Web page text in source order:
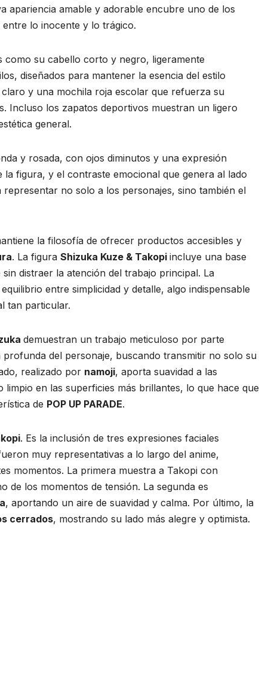
apariencia amable y adorable encubre uno de los
lo inocente y lo trágico.
como su cabello corto y negro, ligeramente
diseñados para mantener la esencia del estilo
y una mochila roja escolar que refuerza su
Incluso los zapatos deportivos muestran un ligero
general.
y rosada, con ojos diminutos y una expresión
la figura, y el contraste emocional que genera al lado
no solo a los personajes, sino también el
la filosofía de ofrecer productos accesibles y
. La figura Shizuka Kuze & Takopi incluye una base
distraer la atención del trabajo principal. La
entre simplicidad y detalle, algo indispensable
tan particular.
demuestran un trabajo meticuloso por parte
del personaje, buscando transmitir no solo su
realizado por namoji, aporta suavidad a las
en las superficies más brillantes, lo que hace que
de POP UP PARADE.
. Es la inclusión de tres expresiones faciales
muy representativas a lo largo del anime,
momentos. La primera muestra a Takopi con
de los momentos de tensión. La segunda es
, aportando un aire de suavidad y calma. Por último, la
cerrados, mostrando su lado más alegre y optimista.